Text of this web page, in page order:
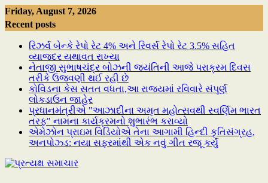
Skip
to
content
Friday, August 7, 2026
Recent posts
રિઝર્વ બેન્કે રેપો રેટ 4% અને રિવર્સ રેપો રેટ 3.5% સહિત
વ્યાજદર યથાવત રાખ્યા
નેતાજી સુભાષચંદ્ર બોઝની જયંતિની આજે પરાક્રમ દિવસ
તરીકે ઉજવણી થઈ રહી છે
કોવિડના કેસ સતત વધતા,આ રાજ્યમાં રવિવારે સંપૂર્ણ
લોકડાઉન જાહેર
પ્રધાનમંત્રીએ "આઝાદીના અમૃત મહોત્સવથી સ્વર્ણિમ ભારત
તરફ" નામના કાર્યક્રમનો શુભારંભ કરાવ્યો
એમેઝોન પ્રાઇમ વિડિયોએ તેના આગામી હિન્દી કૃતિસંગ્રહ,
અનપોઝ્ડ: નયા સફરમાંથી એક નવું ગીત રજૂ કર્યું